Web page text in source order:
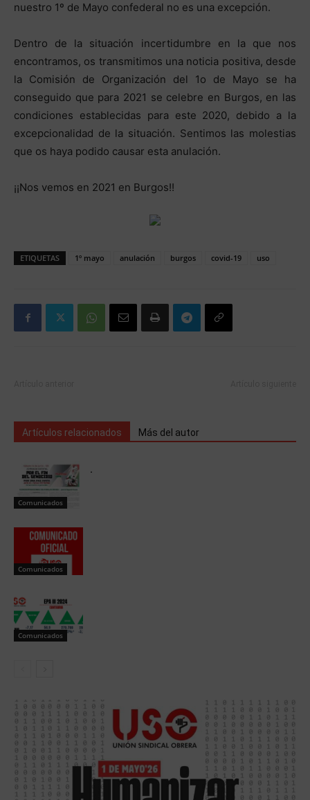
nuestro 1º de Mayo confederal no es una excepción.
Dentro de la situación incertidumbre en la que nos
encontramos, os transmitimos una noticia positiva, desde
la Comisión de Organización del 1o de Mayo se ha
conseguido que para 2021 se celebre en Burgos, en las
condiciones establecidas para este 2020, debido a la
excepcionalidad de la situación. Sentimos las molestias
que os haya podido causar esta anulación.
¡¡Nos vemos en 2021 en Burgos!!
ETIQUETAS 1º mayo anulación burgos covid-19 uso
Artículos relacionados Más del autor
Comunicados
.
Comunicados
Comunicados